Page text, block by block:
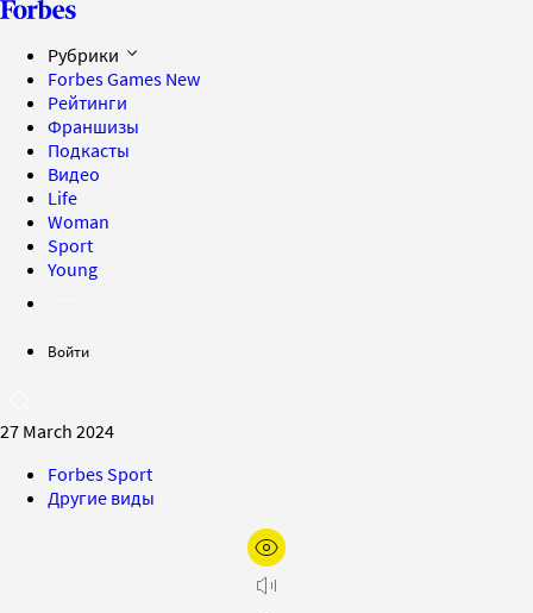
Рубрики
Forbes Games New
Рейтинги
Франшизы
Подкасты
Видео
Life
Woman
Sport
Young
Войти
27 March 2024
Forbes Sport
Другие виды